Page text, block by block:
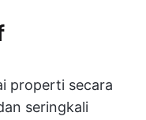
properti secara
seringkali